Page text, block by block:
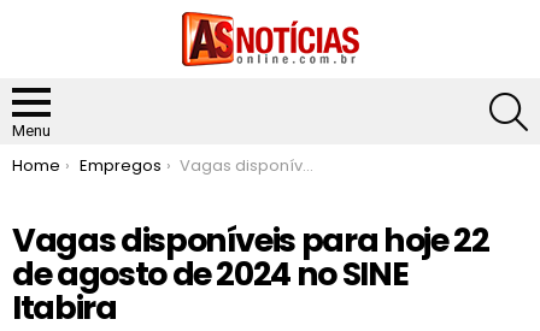
Menu
You are here:
Home Empregos Vagas disponíveis para hoje 22 de agosto de 2024 no SINE Itabira
Vagas disponíveis para hoje 22
de agosto de 2024 no SINE
Itabira